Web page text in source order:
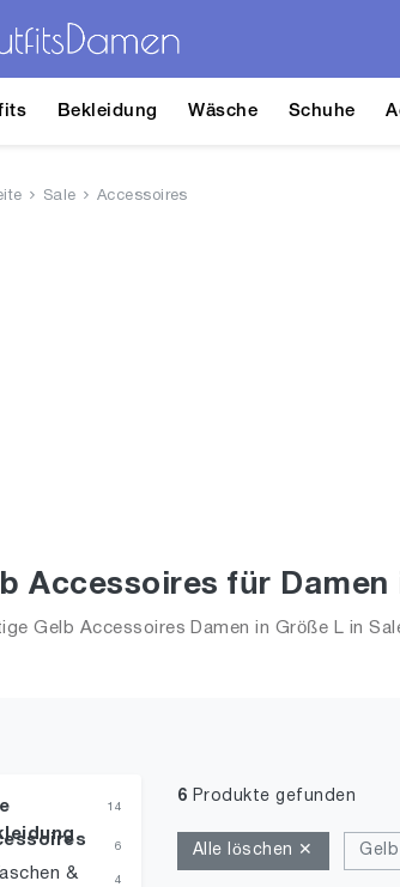
Bekleidung Wäsche Schuhe
Sale Accessoires
Accessoires für Damen
Gelb Accessoires Damen in Größe L in
14
6
&
4
6 Produkte gefunden
Alle löschen ✕